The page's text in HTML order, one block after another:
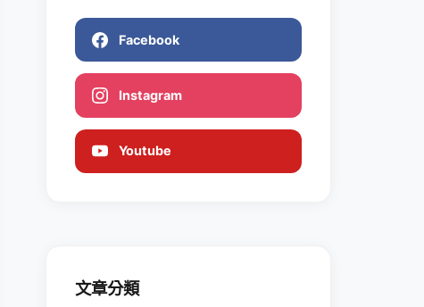
Facebook
Instagram
Youtube
文章分類